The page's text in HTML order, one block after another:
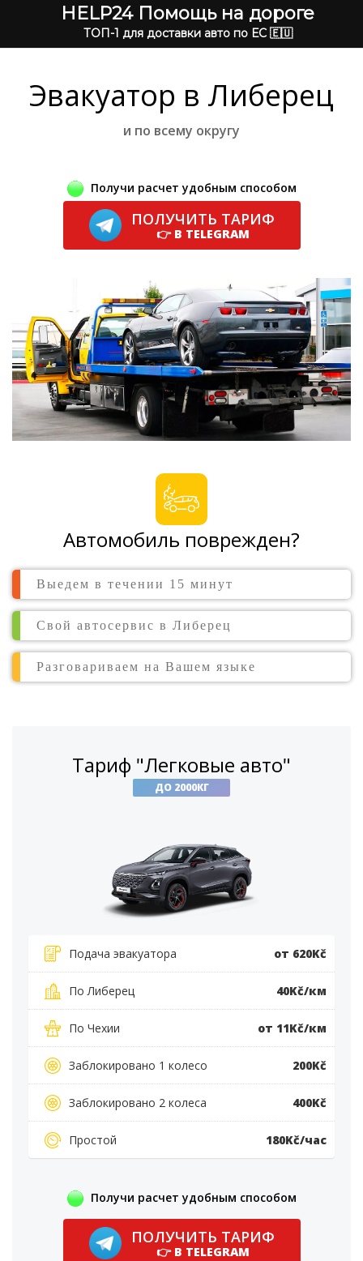
HELP24 Помощь на дороге
ТОП-1 для доставки авто по ЕС 🇪🇺
Эвакуатор в Либерец
и по всему округу
Получи расчет удобным способом
ПОЛУЧИТЬ ТАРИФ
👉 В TELEGRAM
Автомобиль поврежден?
Выедем в течении 15 минут
Свой автосервис в Либерец
Разговариваем на Вашем языке
Тариф "Легковые авто"
ДО 2000КГ
Подача эвакуатора от 620Kč
По Либерец 40Kč/км
По Чехии от 11Kč/км
Заблокировано 1 колесо 200Kč
Заблокировано 2 колеса 400Kč
Простой 180Kč/час
Получи расчет удобным способом
ПОЛУЧИТЬ ТАРИФ
👉 В TELEGRAM